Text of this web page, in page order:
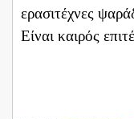
ερασιτέχνες
Είναι καιρός